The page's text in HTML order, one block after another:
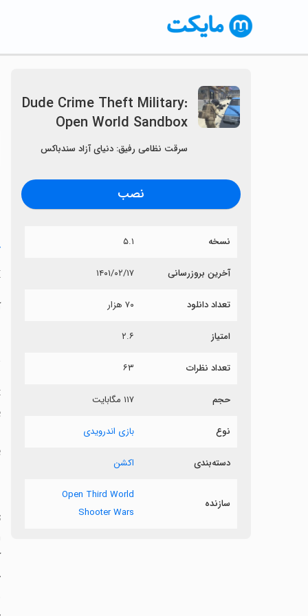
Dude Crime Theft Military:
Open World Sandbox
سرقت نظامی رفیق: دنیای آزاد سندباکس
نصب
نسخه ۵.۱
آخرین بروزرسانی ۱۴۰۱/۰۲/۱۷
تعداد دانلود ۷۰ هزار
امتیاز ۲.۶
تعداد نظرات ۶۳
حجم ۱۱۷ مگابایت
نوع بازی اندرویدی
دسته‌بندی اکشن
سازنده
Open Third World
Shooter Wars